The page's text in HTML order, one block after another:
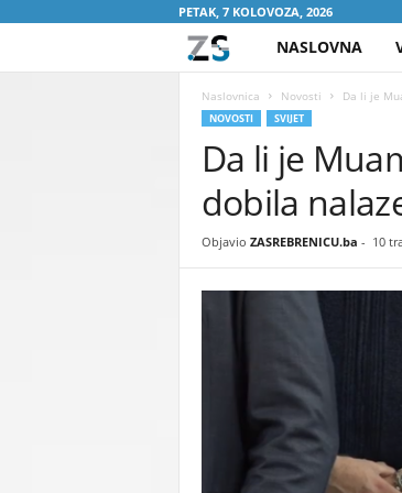
PETAK, 7 KOLOVOZA, 2026
A
S
R
E
B
N
I
NASLOVNA
Naslovnica Novosti Da li je
NOVOSTI SVIJET
Da li je
dobila
Objavio ZASREBRENICU.ba - 10